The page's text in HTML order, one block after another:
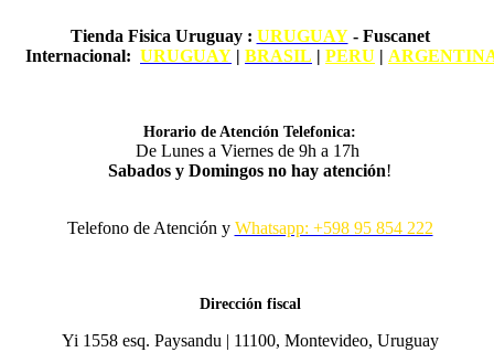
Tienda Fisica Uruguay: URUGUAY- Fuscanet
Internacional: URUGUAY | BRASIL | PERU |
Horario de Atención Telefonica:
De Lunes a Viernes de 9h a 17h
Sabados y Domingos no hay atención!
Telefono de Atención y Whatsapp: +598 95 854 222
Dirección fiscal
Yi 1558 esq. Paysandu | 11100, Montevideo, Uruguay